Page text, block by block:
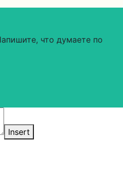
что думаете по
Insert